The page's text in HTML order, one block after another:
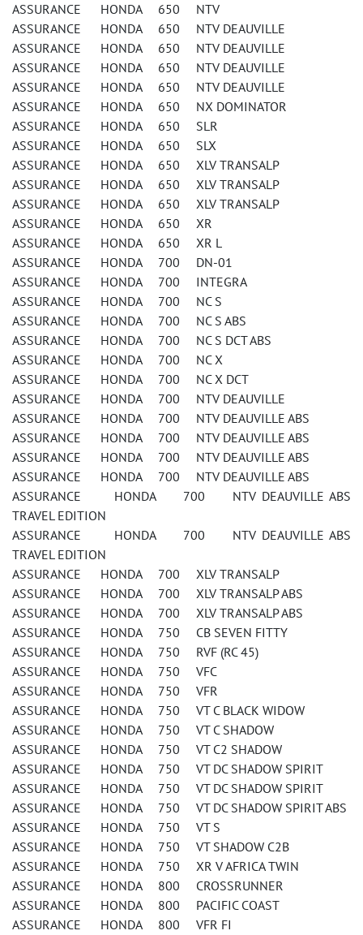
ASSURANCE HONDA 650 NTV
ASSURANCE HONDA 650 NTV DEAUVILLE
ASSURANCE HONDA 650 NTV DEAUVILLE
ASSURANCE HONDA 650 NTV DEAUVILLE
ASSURANCE HONDA 650 NTV DEAUVILLE
ASSURANCE HONDA 650 NX DOMINATOR
ASSURANCE HONDA 650 SLR
ASSURANCE HONDA 650 SLX
ASSURANCE HONDA 650 XLV TRANSALP
ASSURANCE HONDA 650 XLV TRANSALP
ASSURANCE HONDA 650 XLV TRANSALP
ASSURANCE HONDA 650 XR
ASSURANCE HONDA 650 XR L
ASSURANCE HONDA 700 DN-01
ASSURANCE HONDA 700 INTEGRA
ASSURANCE HONDA 700 NC S
ASSURANCE HONDA 700 NC S ABS
ASSURANCE HONDA 700 NC S DCT ABS
ASSURANCE HONDA 700 NC X
ASSURANCE HONDA 700 NC X DCT
ASSURANCE HONDA 700 NTV DEAUVILLE
ASSURANCE HONDA 700 NTV DEAUVILLE ABS
ASSURANCE HONDA 700 NTV DEAUVILLE ABS
ASSURANCE HONDA 700 NTV DEAUVILLE ABS
ASSURANCE HONDA 700 NTV DEAUVILLE ABS
ASSURANCE HONDA 700 NTV DEAUVILLE ABS
TRAVEL EDITION
ASSURANCE HONDA 700 NTV DEAUVILLE ABS
TRAVEL EDITION
ASSURANCE HONDA 700 XLV TRANSALP
ASSURANCE HONDA 700 XLV TRANSALP ABS
ASSURANCE HONDA 700 XLV TRANSALP ABS
ASSURANCE HONDA 750 CB SEVEN FITTY
ASSURANCE HONDA 750 RVF (RC 45)
ASSURANCE HONDA 750 VFC
ASSURANCE HONDA 750 VFR
ASSURANCE HONDA 750 VT C BLACK WIDOW
ASSURANCE HONDA 750 VT C SHADOW
ASSURANCE HONDA 750 VT C2 SHADOW
ASSURANCE HONDA 750 VT DC SHADOW SPIRIT
ASSURANCE HONDA 750 VT DC SHADOW SPIRIT
ASSURANCE HONDA 750 VT DC SHADOW SPIRIT ABS
ASSURANCE HONDA 750 VT S
ASSURANCE HONDA 750 VT SHADOW C2B
ASSURANCE HONDA 750 XR V AFRICA TWIN
ASSURANCE HONDA 800 CROSSRUNNER
ASSURANCE HONDA 800 PACIFIC COAST
ASSURANCE HONDA 800 VFR FI